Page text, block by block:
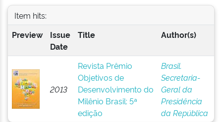
Item hits:
Preview
Issue
Date
Title Author(s)
2013
Revista Prêmio
Objetivos de
Desenvolvimento do
Milênio Brasil: 5ª
edição
Brasil.
Secretaria-
Geral da
Presidência
da República